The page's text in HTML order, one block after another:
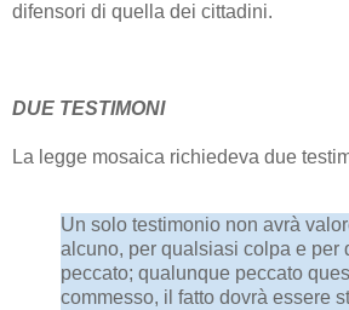
difensori di quella dei cittadini.
DUE TESTIMONI
La legge mosaica richiedeva due
Un solo testimonio non avrà
alcuno, per qualsiasi colpa e per
peccato; qualunque peccato
commesso, il fatto dovrà essere